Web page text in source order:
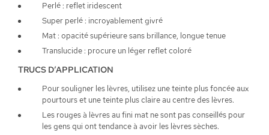
Perlé : reflet iridescent
Super perlé : incroyablement givré
Mat : opacité supérieure sans brillance, longue tenue
Translucide : procure un léger reflet coloré
TRUCS D’APPLICATION
Pour souligner les lèvres, utilisez une teinte plus foncée aux
pourtours et une teinte plus claire au centre des lèvres.
Les rouges à lèvres au fini mat ne sont pas conseillés pour
les gens qui ont tendance à avoir les lèvres sèches.